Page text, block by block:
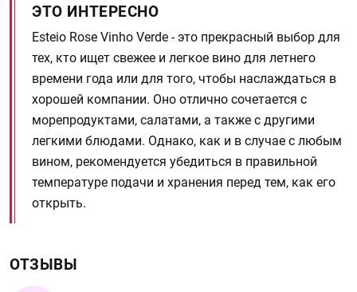
ЭТО ИНТЕРЕСНО
Esteio Rose Vinho Verde - это прекрасный выбор для
тех, кто ищет свежее и легкое вино для летнего
времени года или для того, чтобы наслаждаться в
хорошей компании. Оно отлично сочетается с
морепродуктами, салатами, а также с другими
легкими блюдами. Однако, как и в случае с любым
вином, рекомендуется убедиться в правильной
температуре подачи и хранения перед тем, как его
открыть.
ОТЗЫВЫ